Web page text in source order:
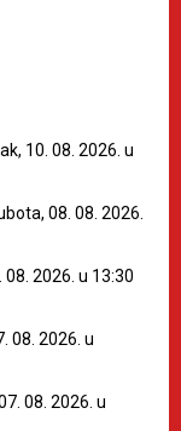
10. 08. 2026. u
08. 08. 2026.
2026. u 13:30
08. 2026. u
08. 2026. u